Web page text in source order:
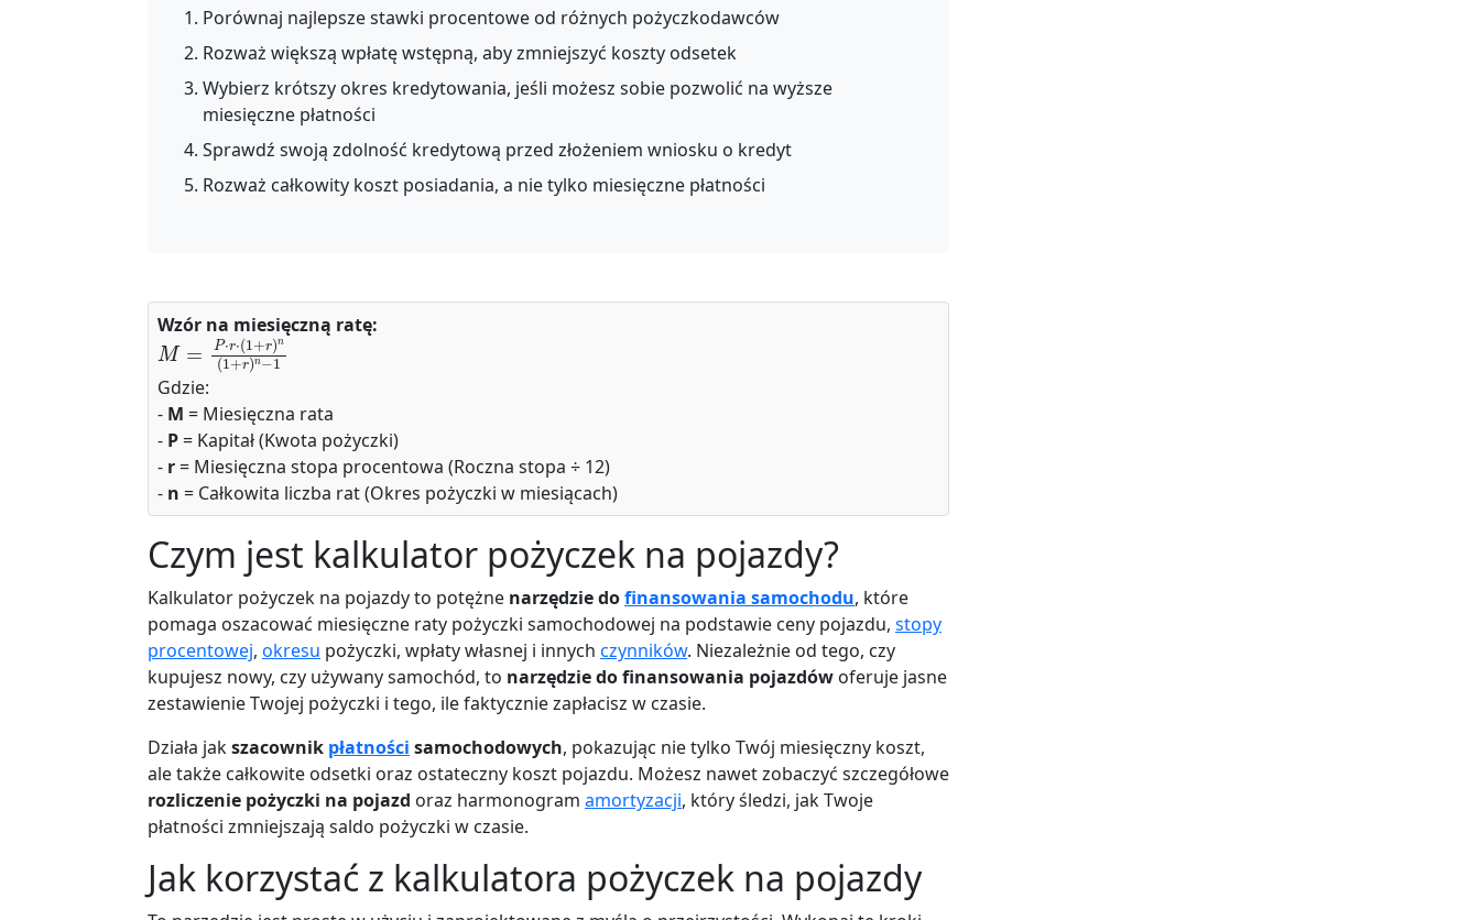
Porównaj najlepsze stawki procentowe od różnych pożyczkodawców
Rozważ większą wpłatę wstępną, aby zmniejszyć koszty odsetek
Wybierz krótszy okres kredytowania, jeśli możesz sobie pozwolić na wyższe
miesięczne płatności
Sprawdź swoją zdolność kredytową przed złożeniem wniosku o kredyt
Rozważ całkowity koszt posiadania, a nie tylko miesięczne płatności
Wzór na miesięczną ratę:
M=P ⋅r⋅(1+r)n(1+r) n−1
Gdzie:
- M = Miesięczna rata
- P= Kapitał (Kwota pożyczki)
- r= Miesięczna stopa procentowa (Roczna stopa ÷ 12)
- n = Całkowita liczba rat (Okres pożyczki w miesiącach)
Czym jest kalkulator pożyczek na pojazdy?
Kalkulator pożyczek na pojazdy to potężne narzędzie dofinansowania samochodu, które
pomaga oszacować miesięczne raty pożyczki samochodowej na podstawie ceny pojazdu, stopy
procentowej, okresu pożyczki, wpłaty własnej i innych czynników. Niezależnie od tego, czy
kupujesz nowy, czy używany samochód, to narzędzie do finansowania pojazdów oferuje jasne
zestawienie Twojej pożyczki i tego, ile faktycznie zapłacisz w czasie.
Działa jakszacownik płatności samochodowych, pokazując nie tylko Twój miesięczny koszt,
ale także całkowite odsetki oraz ostateczny koszt pojazdu. Możesz nawet zobaczyć szczegółowe
rozliczenie pożyczki na pojazd oraz harmonogram amortyzacji, który śledzi, jak Twoje
płatności zmniejszają saldo pożyczki w czasie.
Jak korzystać z kalkulatora pożyczek na pojazdy